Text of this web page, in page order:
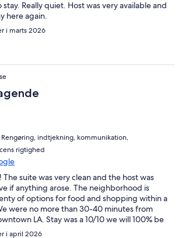
Really quiet. Host was very available and
here again.
i marts 2026
indtjekning, kommunikation,
rigtighed
suite was very clean and the host was
if anything arose. The neighborhood is
of options for food and shopping within a
were no more than 30-40 minutes from
LA. Stay was a 10/10 we will 100% be
i april 2026